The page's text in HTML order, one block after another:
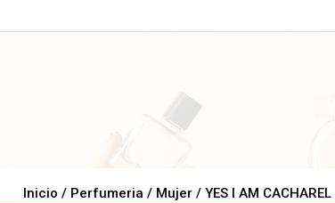
Inicio / Perfumeria / Mujer / YES I AM